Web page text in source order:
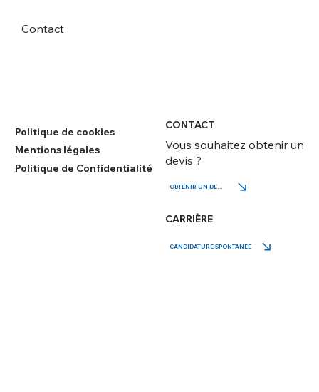
CONTACT
Vous souhaitez obtenir un
devis ?
OBTENIR UN DEVIS
CARRIÈRE
CANDIDATURE SPONTANÉE
Contact
Politique de cookies
Mentions légales
Politique de Confidentialité